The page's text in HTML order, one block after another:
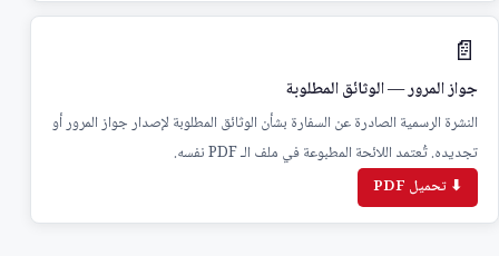
📄
جواز المرور — الوثائق المطلوبة
النشرة الرسمية الصادرة عن السفارة بشأن الوثائق المطلوبة لإصدار جواز المرور أو
تجديده. تُعتمد اللائحة المطبوعة في ملف الـ PDF نفسه.
⬇ تحميل PDF